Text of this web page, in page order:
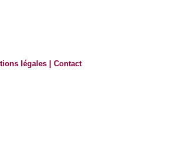
légales |Contact